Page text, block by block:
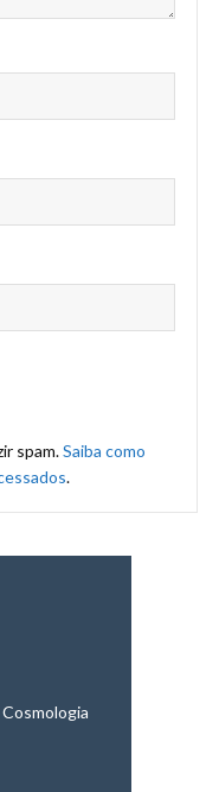
spam.Saiba como
.